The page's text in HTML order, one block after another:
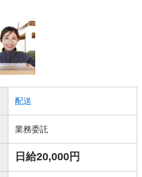
配送
業務委託
日給20,000円